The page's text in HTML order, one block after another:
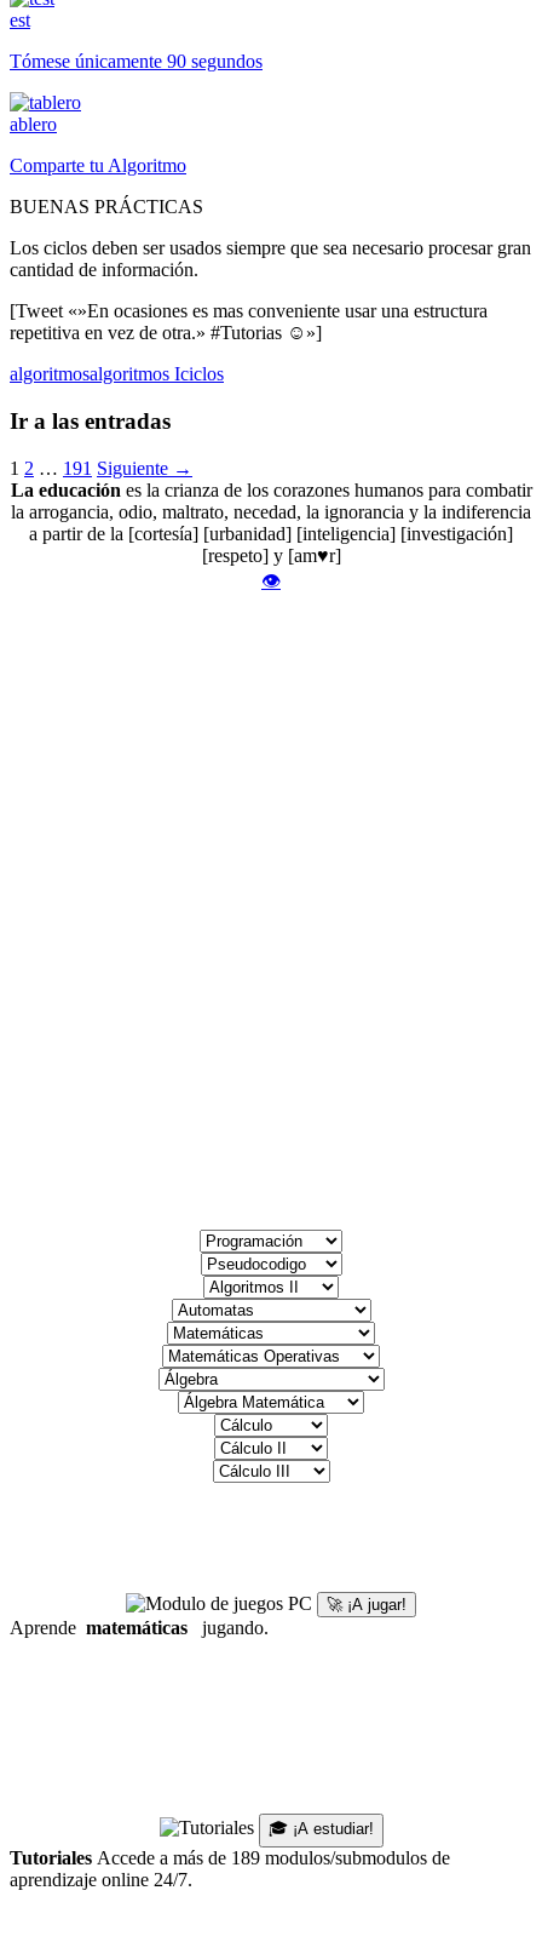
est
Tómese únicamente 90 segundos
ablero
Comparte tu Algoritmo
BUENAS PRÁCTICAS
Los ciclos deben ser usados siempre que sea necesario procesar gran
cantidad de información.
[Tweet «»En ocasiones es mas conveniente usar una estructura
repetitiva en vez de otra.» #Tutorias ☺»]
algoritmosalgoritmos Iciclos
Ir a las entradas
1 2 … 191 Siguiente →
La educación es la crianza de los corazones humanos para combatir
la arrogancia, odio, maltrato, necedad, la ignorancia y la indiferencia
a partir de la [cortesía] [urbanidad] [inteligencia] [investigación]
[respeto] y [am♥r]
👁
🚀 ¡A jugar!
Aprende matemáticas jugando.
🎓 ¡A estudiar!
Tutoriales Accede a más de 189 modulos/submodulos de
aprendizaje online 24/7.